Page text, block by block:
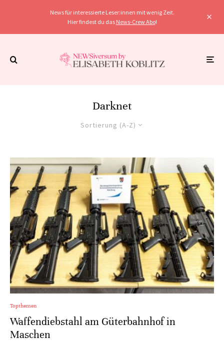
News für interessierte Leser:innen mit wenig Zeit.
Hier findest du das News-Crew Abo!
Darknet
Sortierung (A-Z)
Topthemen
Waffendiebstahl am Güterbahnhof in
Maschen